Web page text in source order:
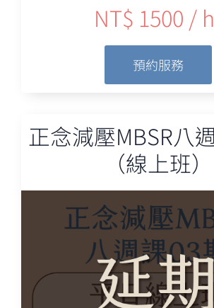
NT$ 1500 /
預約服務
正念減壓MBSR八
（線上班）